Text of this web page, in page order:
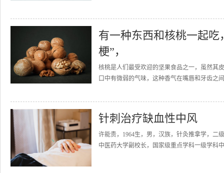
有一种东西和核桃一起吃
梗”，
核桃是人们最受欢迎的坚果食品之一，虽然其
口中有微弱的气味，这种香气在嘴唇和牙齿之
针刺治疗缺血性中风
许能贵，1964生，男，汉族，针灸推拿学，二
中医药大学副校长，国家级重点学科一级学科